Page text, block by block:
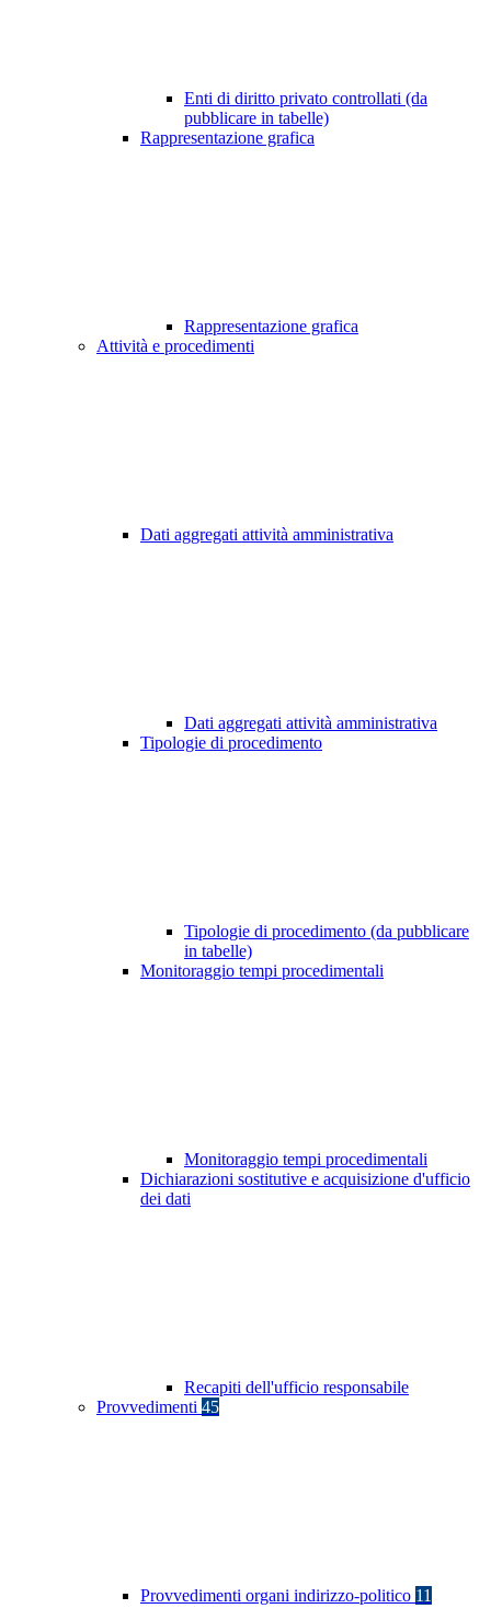
Enti di diritto privato controllati (da
pubblicare in tabelle)
Rappresentazione grafica
Rappresentazione grafica
Attività e procedimenti
Dati aggregati attività amministrativa
Dati aggregati attività amministrativa
Tipologie di procedimento
Tipologie di procedimento (da pubblicare
in tabelle)
Monitoraggio tempi procedimentali
Monitoraggio tempi procedimentali
Dichiarazioni sostitutive e acquisizione d'ufficio
dei dati
Recapiti dell'ufficio responsabile
Provvedimenti 45
Provvedimenti organi indirizzo-politico 11